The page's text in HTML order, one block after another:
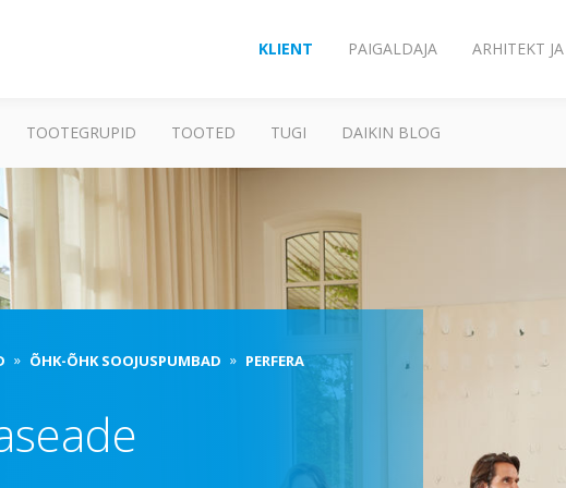
KLIENT PAIGALDAJA ARHITEKT
TOOTEGRUPID TOOTED TUGI DAIKIN BLOG
ÕHK-ÕHK SOOJUSPUMBAD
PERFERA